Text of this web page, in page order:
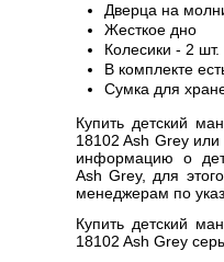
Дверца на
Жесткое дно
Колесики - 2 шт.
В комплекте
Сумка для
Купить детский
18102 Ash Grey
информацию о
Ash Grey, для
менеджерам по
Купить детский
18102 Ash Grey